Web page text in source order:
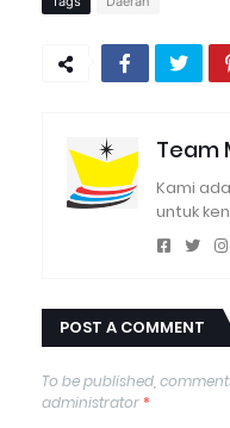
Team
Kami
untuk
POST A COMMENT
To be published,
administrator*